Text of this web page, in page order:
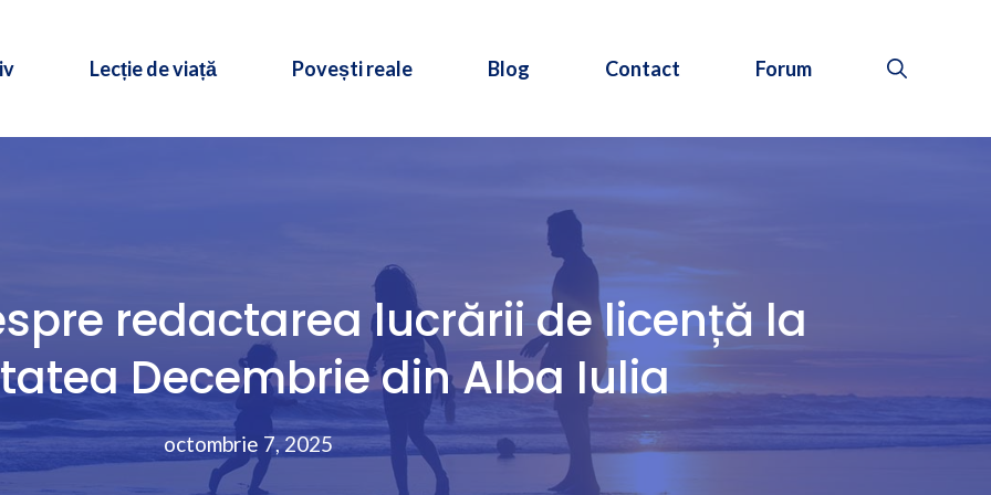
Lecție de viață Povești reale Blog Contact Forum
redactarea lucrării de licență la
Decembrie din Alba Iulia
octombrie 7, 2025